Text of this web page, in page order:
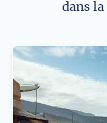
dans